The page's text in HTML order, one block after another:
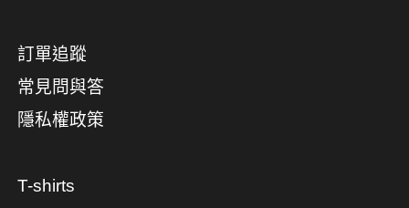
訂單追蹤
常見問與答
隱私權政策
T-shirts